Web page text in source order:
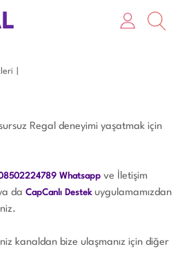
Regal deneyimi yaşatmak için
Whatsapp ve İletişim
da CapCanlı Destekuygulamamızdan
kanaldan bize ulaşmanız için diğer